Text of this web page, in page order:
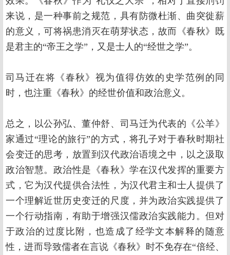
来说，是一种事前之规范，具有防微杜渐、曲突徙薪
的意义，可将祸患消灭在萌芽状态，故而《春秋》既
是君主的“帝王之学”，又是士人的“经世之学”。
司马迁在将《春秋》视为值得仿效的史学范例的同
时，也注重《春秋》的经世价值和政治意义。
总之，以公孙弘、董仲舒、司马迁为代表的《公羊》
家通过“理论的旅行”的方式，将孔子对于春秋时期社
会变迁的思考，放置到汉代政治语境之中，以之汲取
政治智慧。政治性是《春秋》学在汉代发挥的重要方
式，它为汉代提供合法性，为汉代君主和士人提供了
一个理解近世历史变迁的尺度，并为政治实践提供了
一个行动指南，有助于增强汉儒政治实践能力。但对
于政治的过度比附，也造成了经学文本解释的随意
性，进而导致儒者在言说《春秋》时不免存在“倍经、